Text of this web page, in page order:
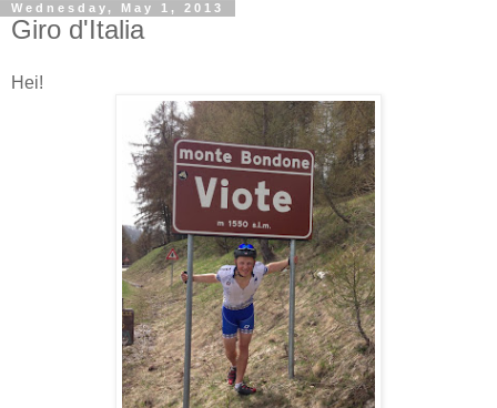
Wednesday, May 1, 2013
Giro d'Italia
Hei!